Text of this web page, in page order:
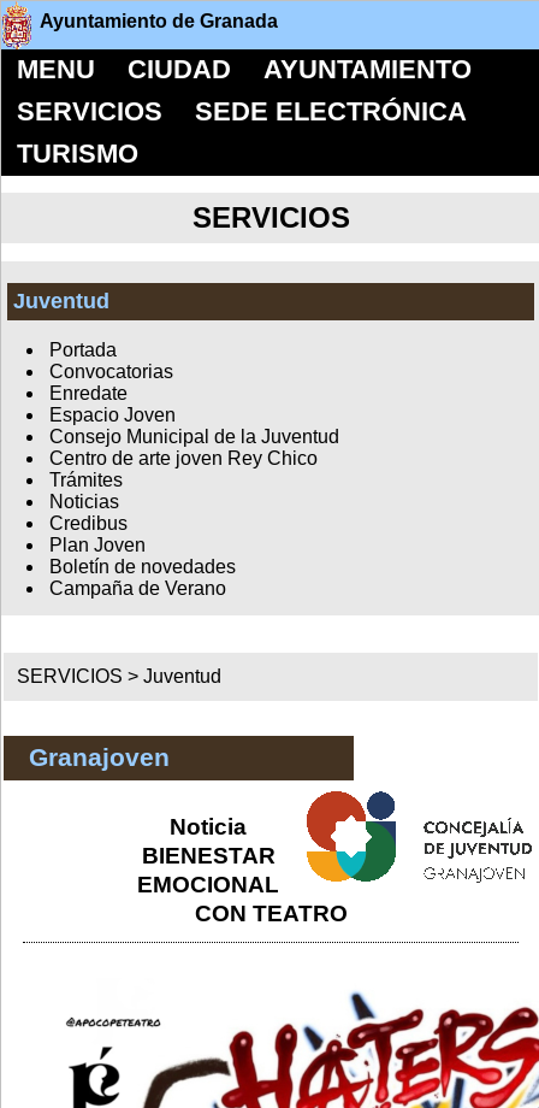
Ayuntamiento de Granada
MENU CIUDAD
AYUNTAMIENTO
SERVICIOS
SEDE ELECTRÓNICA
TURISMO
SERVICIOS
Juventud
Portada
Convocatorias
Enredate
Espacio Joven
Consejo Municipal de la Juventud
Centro de arte joven Rey Chico
Trámites
Noticias
Credibus
Plan Joven
Boletín de novedades
Campaña de Verano
SERVICIOS >Juventud
Granajoven
Noticia
BIENESTAR
EMOCIONAL
CON TEATRO